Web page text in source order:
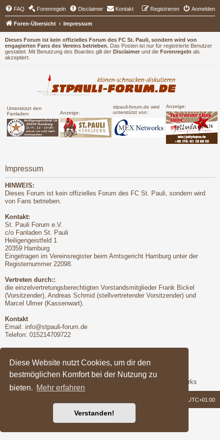
Diese Website nutzt Cookies, um dir den
bestmöglichen Komfort bei der Nutzung zu
bieten. Mehr erfahren
Verstanden!
Dieses Forum ist kein offizielles Forum des FC St. Pauli, sondern wird von
engagierten Fans des Vereins betrieben. Das Posten ist nur für registrierte Benutzer
gestattet. Mit Benutzung des Boardes gilt der Disclaimer und die Forenregeln als
akzeptiert.
Unterstützt den
Fanladen:
Anzeige:
stpauli-forum.de wird
unterstützt von:
Anzeige:
FAQ Forenregeln Disclaimer Kontakt Anmelden
Registrieren
Foren-Übersicht Impressum
Impressum
HINWEIS:
Dieses Forum ist kein offizielles Forum des FC St. Pauli, sondern wird
von Fans betrieben.
Kontakt:
St. Pauli Forum e.V.
c/o Fanladen St. Pauli
Heiligengeistfeld 1
20359 Hamburg
Eingetragen im Vereinsregister beim Amtsgericht Hamburg unter der
Registernummer 22098.
Vertreten durch::
die einzelvertretungsberechtigten Vorstandsmitglieder Frank Bickel
(Vorsitzender), Andreas Schmid (stellvertretender Vorsitzender) und
Marcel Ulmer (Kassenwart).
Kontakt
Email: info@stpauli-forum.de
Telefon: 015214709722
Hinsichtlich der Nutzungsbedingungen gilt unser Disclaimer
Support
Das Forum wird freundlicherweise unterstützt von Q-MEX Networks
UTC+01:00
Powered byphpBB® Forum Software © phpBB Limited